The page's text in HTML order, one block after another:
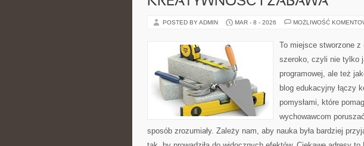
POSTED BY ADMIN MAR - 8 - 2026 MOŻLIWOŚĆ
To miejsce stworzone
szeroko, czyli nie tylko
programowej, ale też
blog edukacyjny łączy
pomysłami, które
wychowawcom
sposób zrozumiały. Zależy nam, aby nauka była bardziej